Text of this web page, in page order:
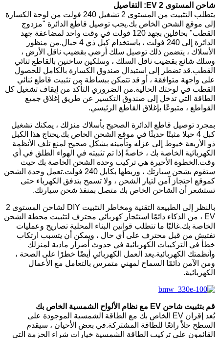
شاحن المستوى 2 EV: التفاصيل
يتطلب التثبيت من المستوى 2 تشغيل 240 فولت من لوحة الكسارة
إلى موقع الشحن الخاص بك.يجب توصيل قاطع الدائرة "مزدوج
القطب" بحافلين بجهد 120 فولت في وقت واحد لمضاعفة جهد
الدائرة إلى 240 فولت ، باستخدام كبل ذي 4 حبال.من منظور
الأسلاك ، يتضمن ذلك توصيل سلك أرضي بقضيب ناقل الأرض ،
وسلك شائع بقضيب ناقل السلك ، وسلكين ساخنين بالقاطع ثنائي
القطب.قد تضطر إلى استبدال صندوق الكسارة بالكامل للحصول
على واجهة متوافقة ، أو قد تتمكن ببساطة من تثبيت قاطع ثنائي
القطب في لوحتك الحالية.من الضروري التأكد من إيقاف تشغيل كل
الطاقة التي تدخل إلى صندوق التكسير عن طريق إغلاق جميع
القواطع ، متبوعًا بإغلاق القاطع الرئيسي.
بمجرد توصيل قاطع الدائرة الصحيح بأسلاك منزلك ، يمكنك تشغيل
كبل 4 حبلا مثبتًا حديثًا في موقع الشحن الخاص بك.يحتاج هذا الكبل
ذو الأربعة خيوط إلى عزله وتأمينه بشكل صحيح لمنع تلف الأنظمة
الكهربائية الخاصة بك ، خاصةً إذا تم تثبيته في الهواء الطلق في أي
وقت.الخطوة الأخيرة هي تركيب وحدة الشحن الخاصة بك حيث
ستقوم بشحن سيارتك ، وربطها بكابل 240 فولت.تعمل وحدة الشحن
كموقع احتجاز آمن لتيار الشحن ، ولا تسمح بتدفق الكهرباء حتى
تستشعر أن الشاحن الخاص بك متصل بمنفذ شحن سيارتك.
بالنظر إلى الطبيعة التقنية ومخاطر التثبيت DIY لشاحن المستوى 2
EV ، من الذكاء دائمًا استئجار كهربائي محترف لتثبيت محطة الشحن
الخاصة بك.غالبًا ما تتطلب قوانين البناء المحلية تصاريح وعمليات
تفتيش من قبل محترف على أي حال ، ويمكن أن يتسبب ارتكاب
خطأ في التركيبات الكهربائية في حدوث أضرار مادية لمنزلك
وأنظمتك الكهربائية.يعد العمل الكهربائي أيضًا خطرًا على الصحة ،
ومن الآمن دائمًا السماح لمهني متمرس بالتعامل مع الأعمال
الكهربائية.
قم بتثبيت شاحن EV مع نظام الألواح الشمسية الخاص بك
يُعد إقران EV الخاص بك مع الطاقة الشمسية الموجودة على
السطح حلاً رائعًا للطاقة المشتركة.في بعض الأحيان ، سيقدم
القائمون على تركيب الطاقة الشمسية خيارات شراء الحزمة التي